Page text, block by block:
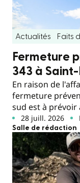
Actualités Faits
Fermeture
343 à Saint-
En raison de
fermeture
sud est à prévoir
28 juill. 2026
Salle de rédaction